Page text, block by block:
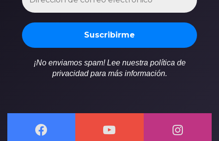
¡No enviamos spam! Lee nuestra política de
privacidad para más información.